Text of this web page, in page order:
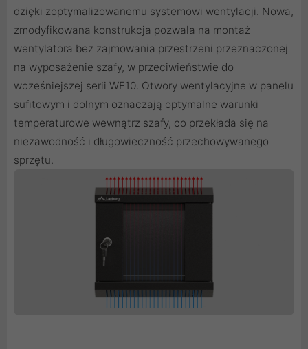
dzięki zoptymalizowanemu systemowi wentylacji. Nowa,
zmodyfikowana konstrukcja pozwala na montaż
wentylatora bez zajmowania przestrzeni przeznaczonej
na wyposażenie szafy, w przeciwieństwie do
wcześniejszej serii WF10. Otwory wentylacyjne w panelu
sufitowym i dolnym oznaczają optymalne warunki
temperaturowe wewnątrz szafy, co przekłada się na
niezawodność i długowieczność przechowywanego
sprzętu.